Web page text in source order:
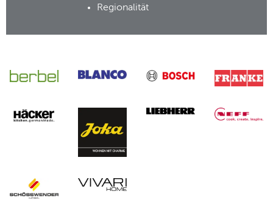
Regionalität